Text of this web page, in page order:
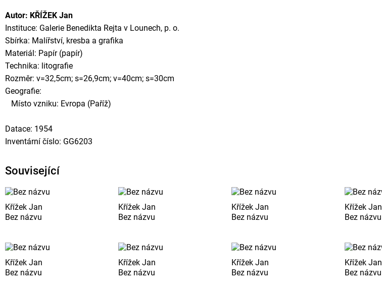
Autor: KŘÍŽEK Jan
Instituce: Galerie Benedikta Rejta v Lounech, p. o.
Sbírka: Malířství, kresba a grafika
Materiál: Papír (papír)
Technika: litografie
Rozměr: v=32,5cm; s=26,9cm; v=40cm; s=30cm
Geografie:
Místo vzniku: Evropa (Paříž)
Datace: 1954
Inventární číslo: GG6203
Související
Křížek Jan
Bez názvu
Křížek Jan
Bez názvu
Křížek Jan
Bez názvu
Křížek Jan
Bez názvu
Křížek Jan
Bez názvu
Křížek Jan
Bez názvu
Křížek Jan
Bez názvu
Křížek Jan
Bez názvu